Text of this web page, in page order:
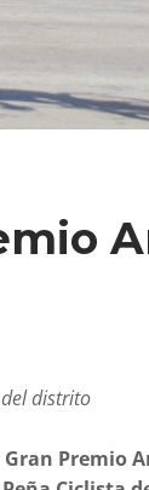
distrito
Premio